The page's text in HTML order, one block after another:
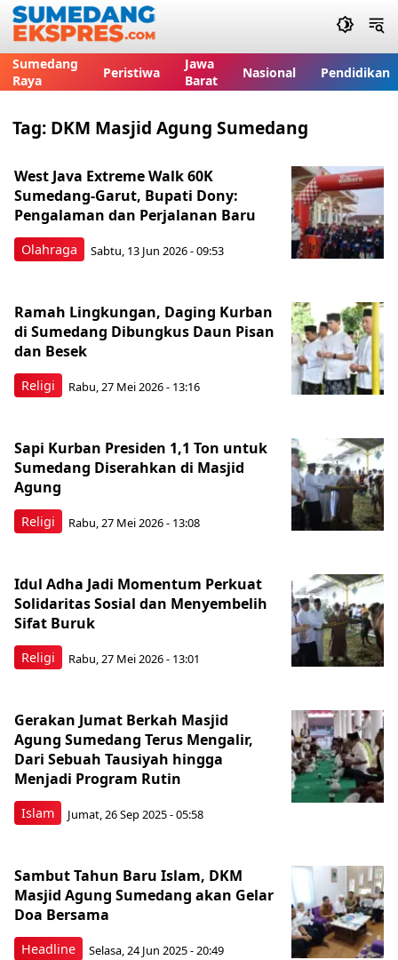
Sumedang
Raya
Peristiwa
Jawa
Barat
Nasional Pendidikan
Tag: DKM Masjid Agung Sumedang
Olahraga
West Java Extreme Walk 60K
Sumedang-Garut, Bupati Dony:
Pengalaman dan Perjalanan Baru
Sabtu, 13 Jun 2026 - 09:53
Religi
Ramah Lingkungan, Daging Kurban
di Sumedang Dibungkus Daun Pisan
dan Besek
Rabu, 27 Mei 2026 - 13:16
Religi
Sapi Kurban Presiden 1,1 Ton untuk
Sumedang Diserahkan di Masjid
Agung
Rabu, 27 Mei 2026 - 13:08
Religi
Idul Adha Jadi Momentum Perkuat
Solidaritas Sosial dan Menyembelih
Sifat Buruk
Rabu, 27 Mei 2026 - 13:01
Islam
Gerakan Jumat Berkah Masjid
Agung Sumedang Terus Mengalir,
Dari Sebuah Tausiyah hingga
Menjadi Program Rutin
Jumat, 26 Sep 2025 - 05:58
Headline
Sambut Tahun Baru Islam, DKM
Masjid Agung Sumedang akan Gelar
Doa Bersama
Selasa, 24 Jun 2025 - 20:49